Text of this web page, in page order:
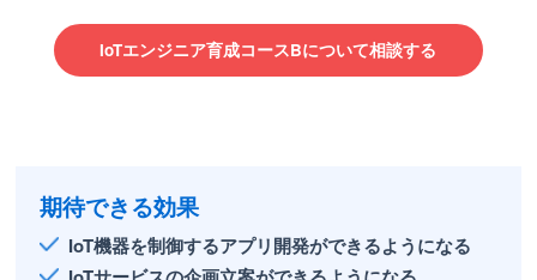
IoTエンジニア育成コースBについて相談する
期待できる効果
IoT機器を制御するアプリ開発ができるようになる